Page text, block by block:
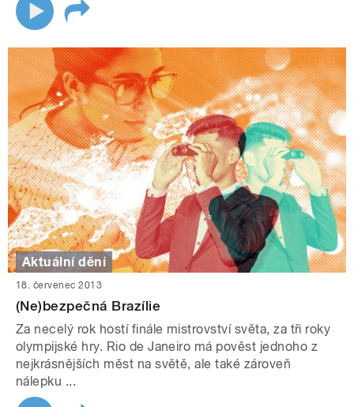
Aktuální dění
18. červenec 2013
(Ne)bezpečná Brazílie
Za necelý rok hostí finále mistrovství světa, za tři roky
olympijské hry. Rio de Janeiro má pověst jednoho z
nejkrásnějších měst na světě, ale také zároveň
nálepku ...